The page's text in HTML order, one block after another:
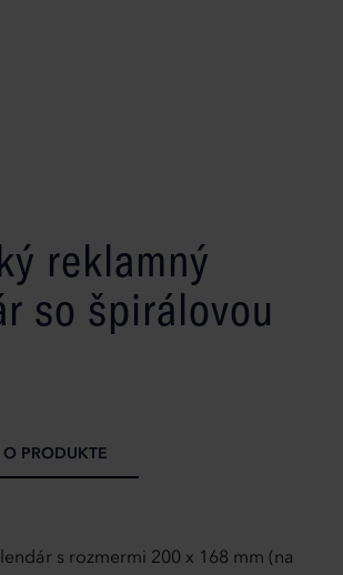
reklamný
so špirálovou
O PRODUKTE
s rozmermi 200 x 168 mm (na